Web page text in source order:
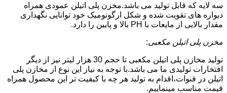
سه لایه که قابل تولید می باشد.مخزن پلی اتیلن عمودی همراه
دیواره های تقویت شده و شکل ارگونومیک خود توانایی نگهداری
مقدار بالایی از مایعات با PH بالا و پایین را دارد.
مخزن پلی اتیلن مکعبی:
تولید مخازن پلی اتیلن مکعبی تا حجم 30 هزار لیتر نیز از دیگر
افتخارات تولیدی ما می باشد.با توجه به نیاز این نوع از مخازن پلی
اتیلن در قنوات،اقدام به تولید هر چه با کیفیت تر این محصول همراه
قیمت مناسب مینماییم.